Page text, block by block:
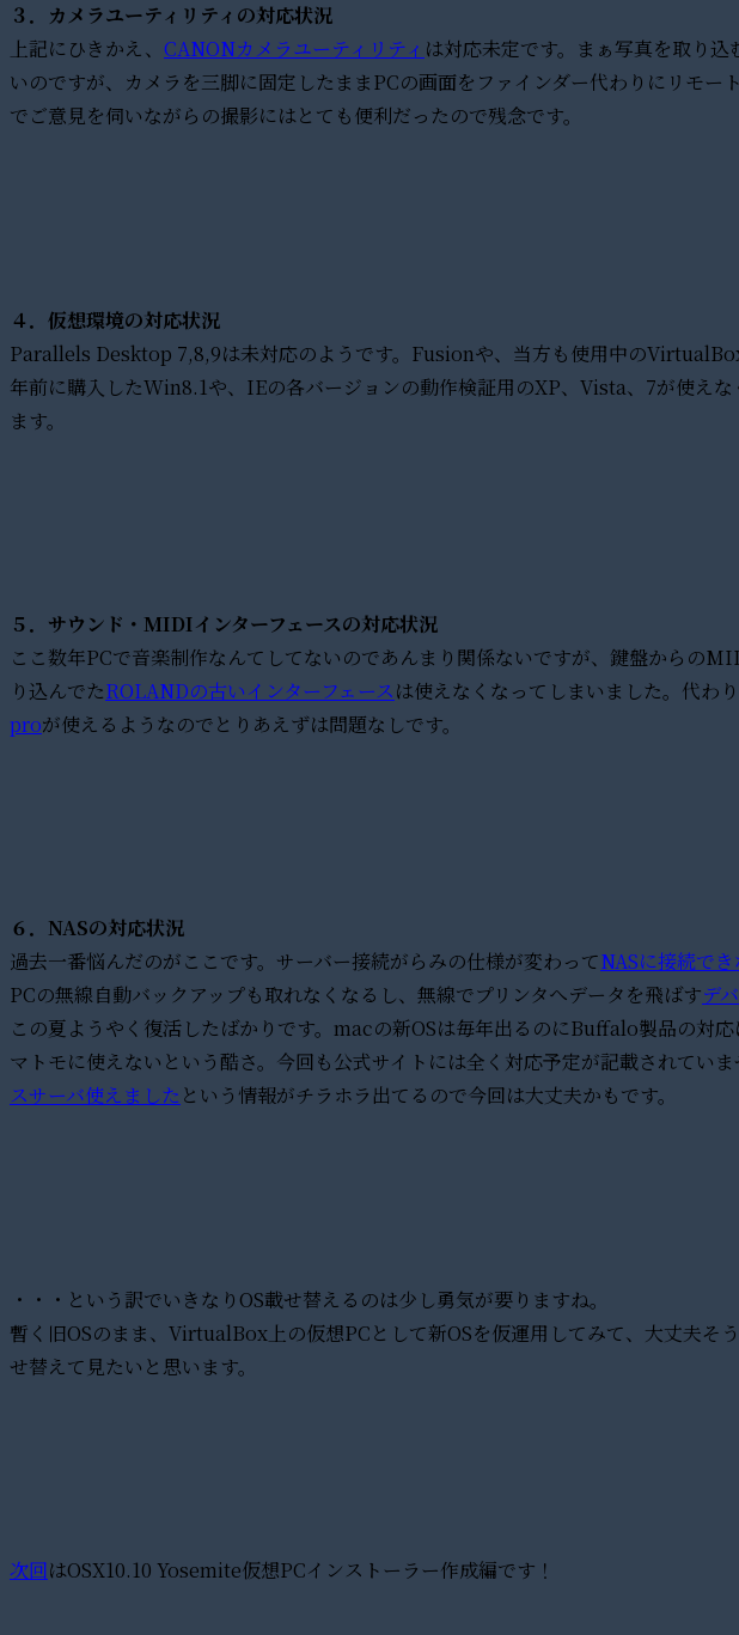
３．カメラユーティリティの対応状況
上記にひきかえ、 CANONカメラユーティリティ は対応未定です。まぁ写真を取り
いのですが、カメラを三脚に固定したままPCの画面をファインダー代わりにリモー
でご意見を伺いながらの撮影にはとても便利だったので残念です。
４．仮想環境の対応状況
Parallels Desktop 7,8,9は未対応のようです。Fusionや、当方も使用中の
年前に購入したWin8.1や、IEの各バージョンの動作検証用のXP、Vista、7が使え
ます。
５．サウンド・MIDIインターフェースの対応状況
ここ数年PCで音楽制作なんてしてないのであんまり関係ないですが、鍵盤からの
り込んでたROLANDの古いインターフェースは使えなくなってしまいました。代わ
proが使えるようなのでとりあえずは問題なしです。
６．NASの対応状況
過去一番悩んだのがここです。サーバー接続がらみの仕様が変わってNASに接続でき
PCの無線自動バックアップも取れなくなるし、無線でプリンタへデータを飛ばすデ
この夏ようやく復活したばかりです。macの新OSは毎年出るのにBuffalo製品の対
マトモに使えないという酷さ。今回も公式サイトには全く対応予定が記載されてい
スサーバ使えましたという情報がチラホラ出てるので今回は大丈夫かもです。
・・・という訳でいきなりOS載せ替えるのは少し勇気が要りますね。
暫く旧OSのまま、VirtualBox上の仮想PCとして新OSを仮運用してみて、大丈夫そ
せ替えて見たいと思います。
次回はOSX10.10 Yosemite仮想PCインストーラー作成編です！